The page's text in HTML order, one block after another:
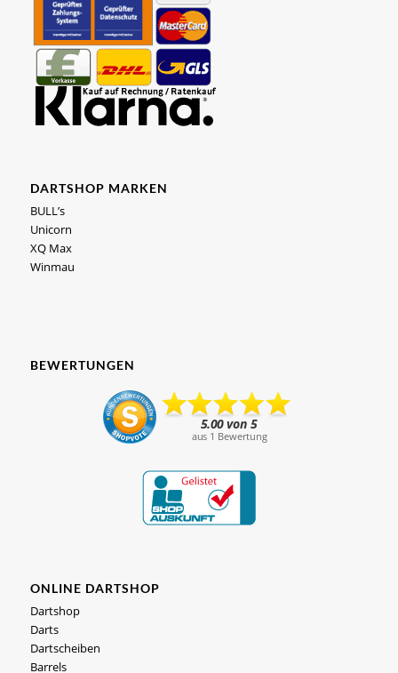
DARTSHOP MARKEN
BULL’s
Unicorn
XQ Max
Winmau
BEWERTUNGEN
ONLINE DARTSHOP
Dartshop
Darts
Dartscheiben
Barrels